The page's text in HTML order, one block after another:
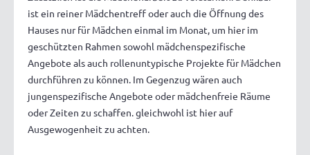
ist ein reiner Mädchentreff oder auch die Öffnung des
Hauses nur für Mädchen einmal im Monat, um hier im
geschützten Rahmen sowohl mädchenspezifische
Angebote als auch rollenuntypische Projekte für Mädchen
durchführen zu können. Im Gegenzug wären auch
jungenspezifische Angebote oder mädchenfreie Räume
oder Zeiten zu schaffen. gleichwohl ist hier auf
Ausgewogenheit zu achten.